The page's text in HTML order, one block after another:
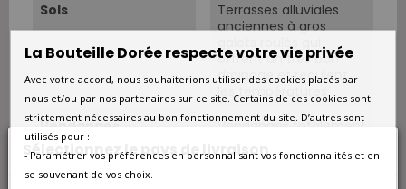
Sélectionnez le pays de livraison
Sols
Terrasses alluviales
anciennes à gros
galets roulés qui
offrent un très bon
drainage et régulent
les températures.
Vendanges
Vendanges totalement
éraflage complet des
La Bouteille Dorée respecte votre vie privée
Avec votre accord, nous souhaiterions utiliser des cookies placés par
nous et/ou par nos partenaires sur ce site. Certains de ces cookies sont
strictement nécessaires au bon fonctionnement du site. D’autres sont
utilisés pour :
- Paramétrer vos préférences en personnalisant vos fonctionnalités et en
se souvenant de vos choix.